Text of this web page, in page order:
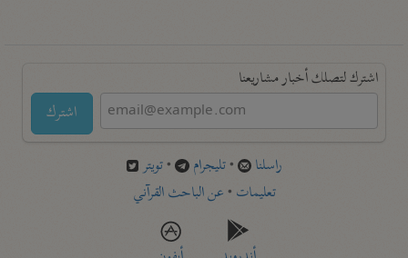
اشترك لتصلك أخبار مشاريعنا
اشترك
راسلنا •تليجرام •تويتر
تعليمات •عن الباحث القرآني